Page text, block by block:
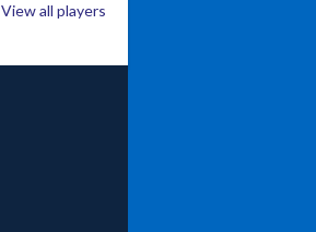
View all players